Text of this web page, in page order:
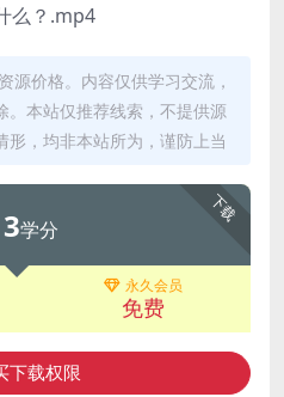
么？.mp4
源价格。内容仅供学习交流，
。本站仅推荐线索，不提供源
，均非本站所为，谨防上当
下载
3学分
永久会员
免费
下载权限